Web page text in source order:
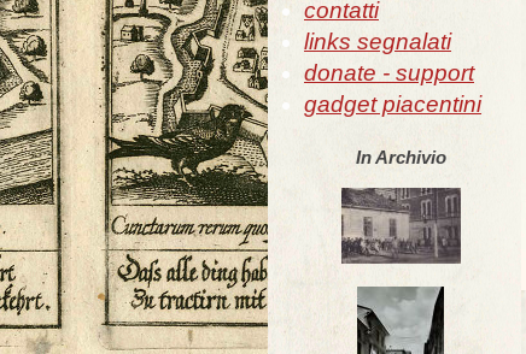
contatti
links segnalati
donate - support
gadget piacentini
In Archivio